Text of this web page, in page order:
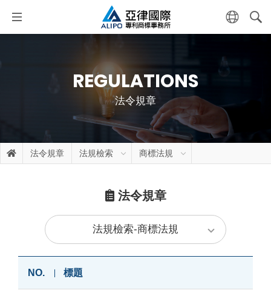
REGULATIONS
法令規章
法令規章 法規檢索 商標法規
法令規章
法規檢索-商標法規
NO. 標題